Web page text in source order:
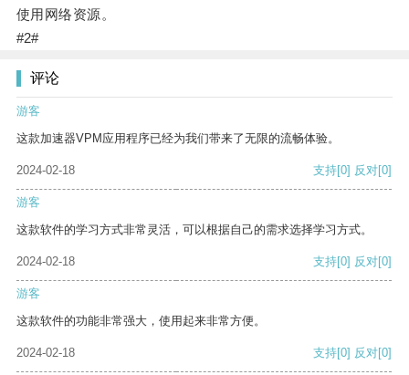
使用网络资源。
#2#
评论
游客
这款加速器VPM应用程序已经为我们带来了无限的流畅体验。
2024-02-18 支持[0] 反对[0]
游客
这款软件的学习方式非常灵活，可以根据自己的需求选择学习方式。
2024-02-18 支持[0] 反对[0]
游客
这款软件的功能非常强大，使用起来非常方便。
2024-02-18 支持[0] 反对[0]